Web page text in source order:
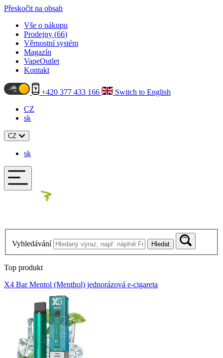
Přeskočit na obsah
Vše o nákupu
Prodejny (66)
Věrnostní systém
Magazín
VapeOutlet
Kontakt
+420 377 433 166
Switch to English
CZ
sk
CZ
sk
Vyhledávání Hledat
Top produkt
X4 Bar Mentol (Menthol) jednorázová e-cigareta